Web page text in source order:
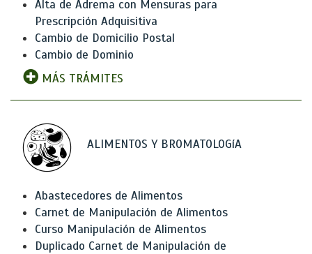
Alta de Adrema con Mensuras para
Prescripción Adquisitiva
Cambio de Domicilio Postal
Cambio de Dominio
MÁS TRÁMITES
ALIMENTOS Y BROMATOLOGíA
Abastecedores de Alimentos
Carnet de Manipulación de Alimentos
Curso Manipulación de Alimentos
Duplicado Carnet de Manipulación de